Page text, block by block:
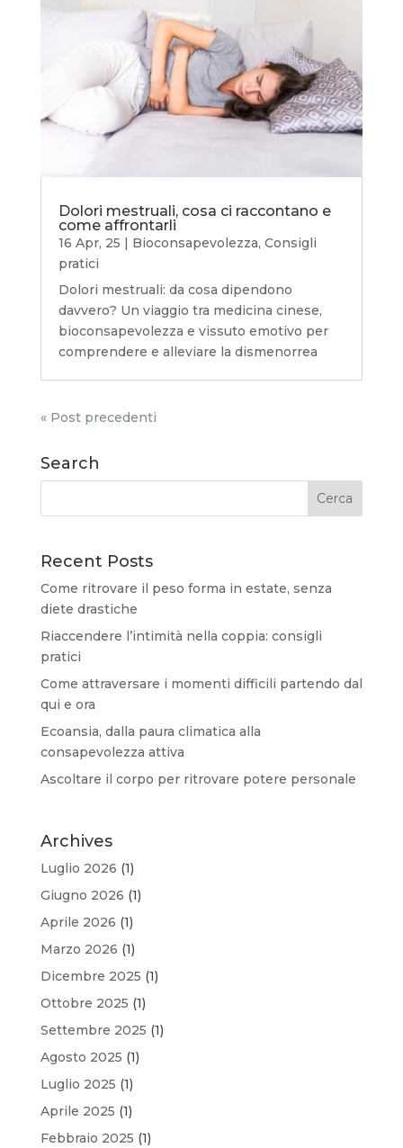
Dolori mestruali, cosa ci raccontano e
come affrontarli
16 Apr, 25 | Bioconsapevolezza, Consigli
pratici
Dolori mestruali: da cosa dipendono
davvero? Un viaggio tra medicina cinese,
bioconsapevolezza e vissuto emotivo per
comprendere e alleviare la dismenorrea
« Post precedenti
Search
Recent Posts
Come ritrovare il peso forma in estate, senza
diete drastiche
Riaccendere l’intimità nella coppia: consigli
pratici
Come attraversare i momenti difficili partendo dal
qui e ora
Ecoansia, dalla paura climatica alla
consapevolezza attiva
Ascoltare il corpo per ritrovare potere personale
Archives
Luglio 2026 (1)
Giugno 2026 (1)
Aprile 2026 (1)
Marzo 2026 (1)
Dicembre 2025 (1)
Ottobre 2025 (1)
Settembre 2025 (1)
Agosto 2025 (1)
Luglio 2025 (1)
Aprile 2025 (1)
Febbraio 2025 (1)